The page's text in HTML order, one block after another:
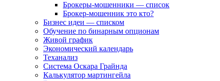
Брокеры-мошенники — список
Брокер-мошенник это кто?
Бизнес идеи — списком
Обучение по бинарным опционам
Живой график
Экономический календарь
Теханализ
Система Оскара Грайнда
Калькулятор мартингейла